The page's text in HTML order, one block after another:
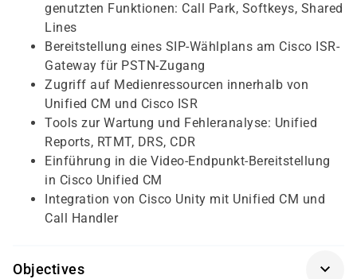
genutzten Funktionen: Call Park, Softkeys, Shared
Lines
Bereitstellung eines SIP-Wählplans am Cisco ISR-
Gateway für PSTN-Zugang
Zugriff auf Medienressourcen innerhalb von
Unified CM und Cisco ISR
Tools zur Wartung und Fehleranalyse: Unified
Reports, RTMT, DRS, CDR
Einführung in die Video-Endpunkt-Bereitstellung
in Cisco Unified CM
Integration von Cisco Unity mit Unified CM und
Call Handler
Objectives